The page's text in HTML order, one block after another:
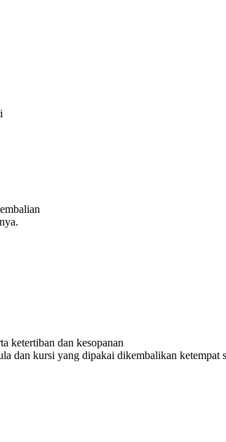
ketertiban dan kesopanan
dan kursi yang dipakai dikembalikan ketempat